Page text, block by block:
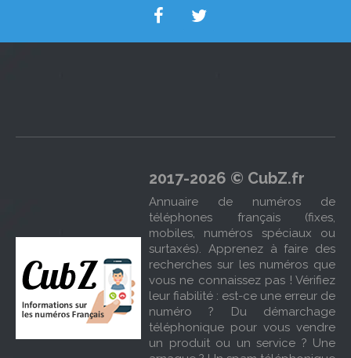
2017-2026 © CubZ.fr
Annuaire de numéros de
téléphones français (fixes,
mobiles, numéros spéciaux ou
surtaxés). Apprenez à faire des
recherches sur les numéros que
vous ne connaissez pas ! Vérifiez
leur fiabilité : est-ce une erreur de
numéro ? Du démarchage
téléphonique pour vous vendre
un produit ou un service ? Une